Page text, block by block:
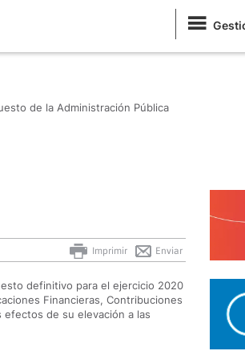
de la Administración Pública
Enviar
Imprimir
definitivo para el ejercicio 2020
Financieras, Contribuciones
de su elevación a las